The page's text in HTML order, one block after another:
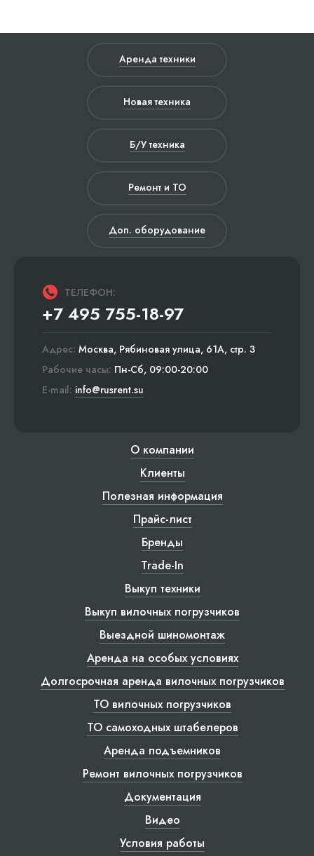
Аренда техники
Новая техника
Б/У техника
Ремонт и ТО
Доп. оборудование
ТЕЛЕФОН:
+7 495 755-18-97
Адрес: Москва, Рябиновая улица, 61А, стр. 3
Рабочие часы: Пн-Сб, 09:00-20:00
E-mail: info@rusrent.su
О компании
Клиенты
Полезная информация
Прайс-лист
Бренды
Trade-In
Выкуп техники
Выкуп вилочных погрузчиков
Выездной шиномонтаж
Аренда на особых условиях
Долгосрочная аренда вилочных погрузчиков
ТО вилочных погрузчиков
ТО самоходных штабелеров
Аренда подъемников
Ремонт вилочных погрузчиков
Документация
Видео
Условия работы